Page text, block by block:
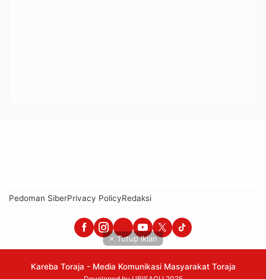
Pedoman SiberPrivacy PolicyRedaksi
Kareba Toraja - Media Komunikasi Masyarakat Toraja
× Tutup Iklan